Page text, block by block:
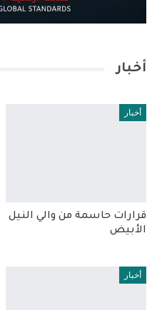
أخبار
أخبار
قرارات حاسمة من والي النيل
الأبيض
أخبار